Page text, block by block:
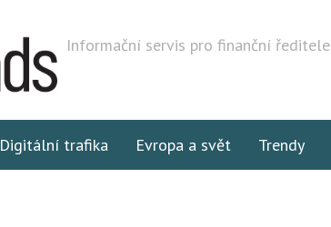
Informační servis pro finanční ředitele
Digitální trafika Evropa a svět Trendy